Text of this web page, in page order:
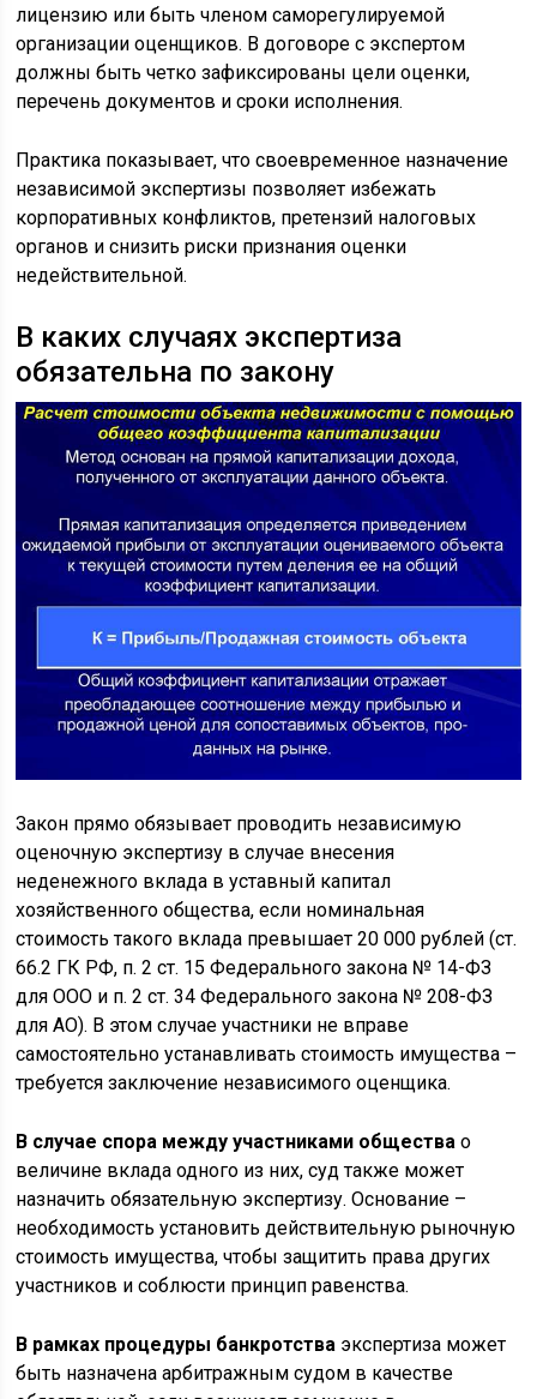
лицензию или быть членом саморегулируемой
организации оценщиков. В договоре с экспертом
должны быть четко зафиксированы цели оценки,
перечень документов и сроки исполнения.
Практика показывает, что своевременное назначение
независимой экспертизы позволяет избежать
корпоративных конфликтов, претензий налоговых
органов и снизить риски признания оценки
недействительной.
В каких случаях экспертиза
обязательна по закону
Закон прямо обязывает проводить независимую
оценочную экспертизу в случае внесения
неденежного вклада в уставный капитал
хозяйственного общества, если номинальная
стоимость такого вклада превышает 20 000 рублей (ст.
66.2 ГК РФ, п. 2 ст. 15 Федерального закона № 14-ФЗ
для ООО и п. 2 ст. 34 Федерального закона № 208-ФЗ
для АО). В этом случае участники не вправе
самостоятельно устанавливать стоимость имущества –
требуется заключение независимого оценщика.
В случае спора между участниками общества о
величине вклада одного из них, суд также может
назначить обязательную экспертизу. Основание –
необходимость установить действительную рыночную
стоимость имущества, чтобы защитить права других
участников и соблюсти принцип равенства.
В рамках процедуры банкротства экспертиза может
быть назначена арбитражным судом в качестве